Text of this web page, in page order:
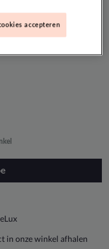
in onze winkel afhalen
accepteren